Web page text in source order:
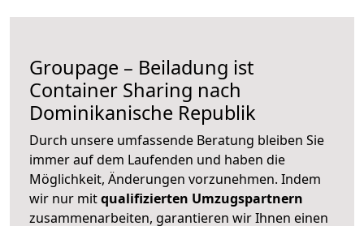
Groupage – Beiladung ist
Container Sharing nach
Dominikanische Republik
Durch unsere umfassende Beratung bleiben Sie
immer auf dem Laufenden und haben die
Möglichkeit, Änderungen vorzunehmen. Indem
wir nur mitqualifizierten Umzugspartnern
zusammenarbeiten, garantieren wir Ihnen einen